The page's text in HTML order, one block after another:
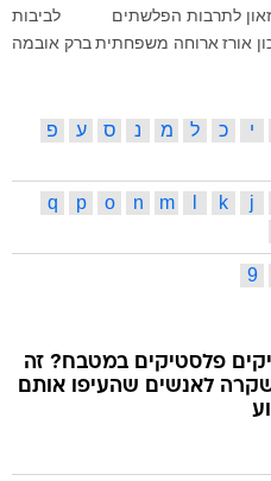
לתרבות הפלשתים
לביבות
אורז ארוחה משפחתית ברק אובמה
י כ ל מ נ ס ע
פ
j
k
m
n
o
p
q
9
פלסטיקים במטבח? זה
לאנשים שהעיפו אותם